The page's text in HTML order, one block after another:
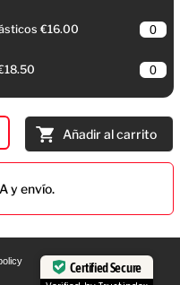
€16.00
Añadir al carrito
y envío.
Certified Secure